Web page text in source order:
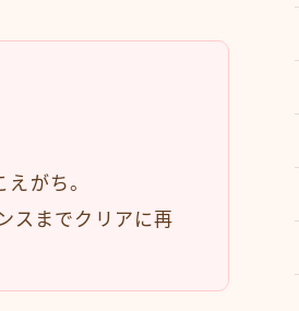
がち。
スまでクリアに再